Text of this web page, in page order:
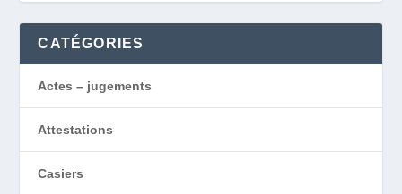
CATÉGORIES
Actes – jugements
Attestations
Casiers